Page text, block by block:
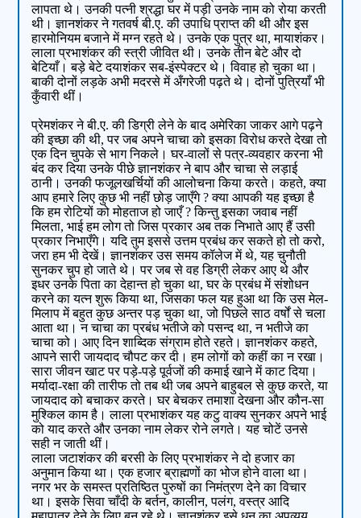
लापता थे। उनकी पत्नी श्रद्धा घर में पड़ी उनके नाम को रोया करती
थी। ज्ञानशंकर ने गतवर्ष बी.ए. की उपाधि प्राप्त की थी और इस
हारमोनियम बजाने में मग्न रहते थे। उनके एक पुत्र था, मायाशंकर।
लाला प्रभाशंकर की स्त्री जीवित थी। उनके तीन बेटे और दो
बेटियाँ। बड़े बेटे दयाशंकर सब-इंस्पेक्टर थे। विवाह हो चुका था।
बाकी दोनों लड़के अभी मदरसे में अँगरेजी पढ़ते थे। दोनों पुत्रियाँ भी
कुँवारी थीं।
प्रेमशंकर ने बी.ए. की डिग्री लेने के बाद अमेरिका जाकर आगे पढ़ने
की इच्छा की थी, पर जब अपने चाचा को इसका विरोध करते देखा तो
एक दिन चुपके से भाग निकले। घर-वालों से पत्र-व्यवहार करना भी
बंद कर दिया उनके पीछे ज्ञानशंकर ने बाप और चाचा से लड़ाई
ठानी। उनकी फजूलखर्चियों की आलोचना किया करते। कहते, क्या
आप हमारे लिए कुछ भी नहीं छोड़ जाएँगे ? क्या आपकी यह इच्छा है
कि हम रोटियों को मोहताज हो जाएँ ? किन्तु इसका जवाब नहीं
मिलता, भाई हम लोग तो जिस प्रकार अब तक निभाते आए हैं उसी
प्रकार निभाएँगे। यदि तुम इससे उत्तम प्रबंध कर सकते हो तो करो,
जरा हम भी देखें। ज्ञानशंकर उस समय कॉलेज में थे, यह चुनौती
सुनकर चुप हो जाते थे। पर जब से वह डिग्री लेकर आए थे और
इधर उनके पिता का देहान्त हो चुका था, घर के प्रबंध में संशोधन
करने का यत्न शुरू किया था, जिसका फल यह हुआ था कि उस मेल-
मिलाप में बहुत कुछ अन्तर पड़ चुका था, जो पिछले साठ वर्षों से चला
आता था। न चाचा का प्रबंध भतीजे को पसन्द था, न भतीजे का
चाचा को। आए दिन शाब्दिक संग्राम होते रहते। ज्ञानशंकर कहते,
आपने सारी जायदाद चौपट कर दी। हम लोगों को कहीं का न रखा।
सारा जीवन खाट पर पड़े-पड़े पूर्वजों की कमाई खाने में काट दिया।
मर्यादा-रक्षा की तारीफ तो तब थी जब अपने बाहुबल से कुछ करते, या
जायदाद को बचाकर करते। घर बेचकर तमाशा देखना और कौन-सा
मुश्किल काम है। लाला प्रभाशंकर यह कटु वाक्य सुनकर अपने भाई
को याद करते और उनका नाम लेकर रोने लगते। यह चोटें उनसे
सही न जाती थीं।
लाला जटाशंकर की बरसी के लिए प्रभाशंकर ने दो हजार का
अनुमान किया था। एक हजार ब्राह्मणों का भोज होने वाला था।
नगर भर के समस्त प्रतिष्ठित पुरुषों का निमंत्रण देने का विचार
था। इसके सिवा चाँदी के बर्तन, कालीन, पलंग, वस्त्र आदि